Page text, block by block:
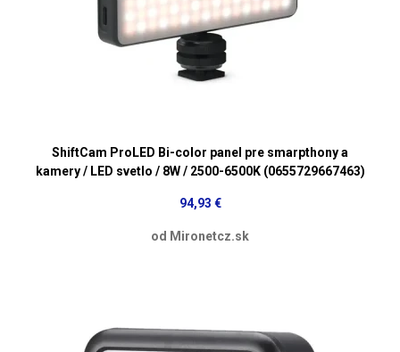
ShiftCam ProLED Bi-color panel pre smarpthony a
kamery / LED svetlo / 8W / 2500-6500K (0655729667463)
94,93 €
od Mironetcz.sk